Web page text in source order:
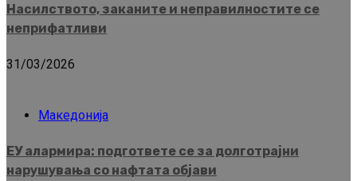
Насилството, заканите и неправилностите се
неприфатливи
31/03/2026
Македонија
ЕУ алармира: подгответе се за долготрајни
нарушувања со нафтата објави